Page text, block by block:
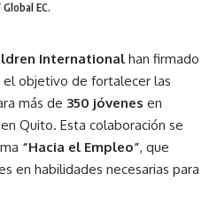
EC.
International han firmado
el objetivo de fortalecer las
más de 350 jóvenes en
Quito. Esta colaboración se
“Hacia el Empleo”, que
en habilidades necesarias para